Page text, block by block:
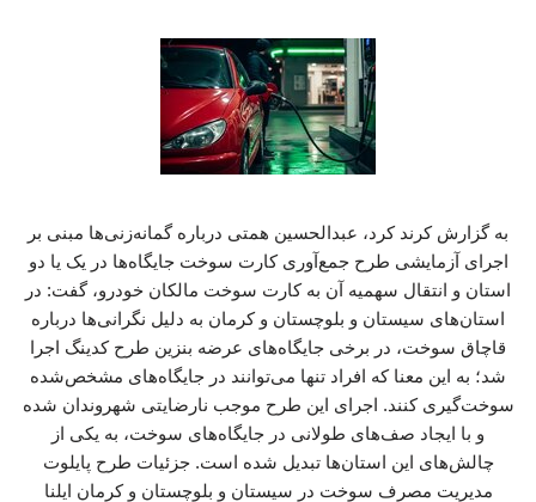
به گزارش کرند کرد، عبدالحسین همتی درباره گمانه‌زنی‌ها مبنی بر
اجرای آزمایشی طرح جمع‌آوری کارت سوخت جایگاه‌ها در یک یا دو
استان و انتقال سهمیه آن به کارت سوخت مالکان خودرو، گفت: در
استان‌های سیستان و بلوچستان و کرمان به دلیل نگرانی‌ها درباره
قاچاق سوخت، در برخی جایگاه‌های عرضه بنزین طرح کدینگ اجرا
شد؛ به این معنا که افراد تنها می‌توانند در جایگاه‌های مشخص‌شده
سوخت‌گیری کنند. اجرای این طرح موجب نارضایتی شهروندان شده
و با ایجاد صف‌های طولانی در جایگاه‌های سوخت، به یکی از
چالش‌های این استان‌ها تبدیل شده است. جزئیات طرح پایلوت
مدیریت مصرف سوخت در سیستان و بلوچستان و کرمان ایلنا